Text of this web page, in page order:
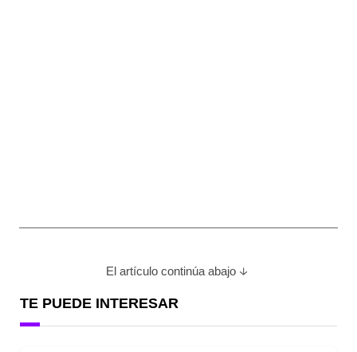
El artículo continúa abajo
TE PUEDE INTERESAR